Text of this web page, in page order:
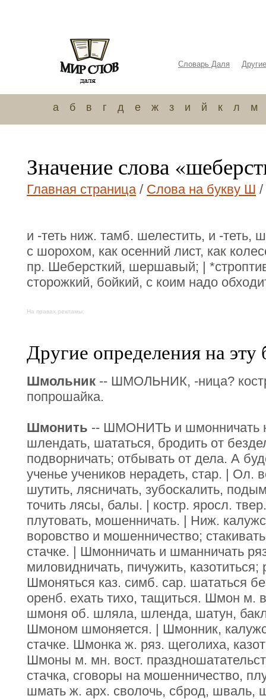
Словарь Даля
а б в г д е ж з и й к л м
Значение слова
Главная страница/ Слова на букву Ш /
и -теть ниж. тамб. шелестить, и -теть,
с шорохом, как осенний лист, как
пр. Шеберсткий, шершавый; |
сторожкий, бойкий, с коим надо
На правах рекламы:
Другие определения на эту
Шмольник -- ШМОЛЬНИК, -ница?
попрошайка.
Шмонить -- ШМОНИТЬ и шмонничать
шлендать, шататься, бродить от
подворничать; отбывать от дела. А
ученье учеников нерадеть, стар. | Ол.
шутить, лясничать, зубоскалить,
точить лясы, балы. | костр. яросл.
плутовать, мошенничать. | Ниж.
воровство и мошенничество;
стачке. | Шмонничать и шманничать
миловидничать, пичужить, казотиться;
Шмоняться каз. симб. сар. шататься
оренб. ехать тихо, тащиться. Шмон м.
шмоня об. шляла, шленда, шатун,
Шмоном шмоняется. | Шмонник,
стачке. Шмонка ж. ряз. щеголиха,
Шмоны м. мн. вост.
стачка, сговоры на мошенничество,
шмать ж. арх. сволочь, сброд, шваль,